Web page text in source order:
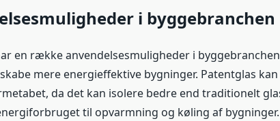
i byggebranchen
en række anvendelsesmuligheder i
mere energieffektive bygninger. Patentglas
da det kan isolere bedre end traditionelt
til opvarmning og køling af